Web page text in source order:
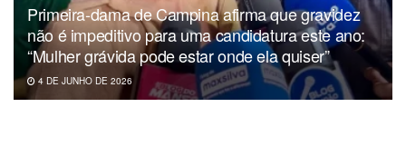
Primeira-dama de Campina afirma que gravidez
não é impeditivo para uma candidatura este ano:
“Mulher grávida pode estar onde ela quiser”
4 DE JUNHO DE 2026